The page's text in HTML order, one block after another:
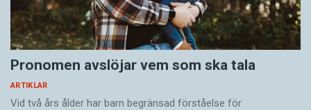
Pronomen avslöjar vem som ska tala
ARTIKLAR
Vid två års ålder har barn begränsad förståelse för